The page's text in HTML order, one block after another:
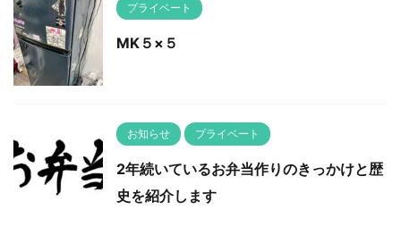
プライベート
MK５×５
お知らせ プライベート
2年続いているお弁当作りのきっかけと歴
史を紹介します